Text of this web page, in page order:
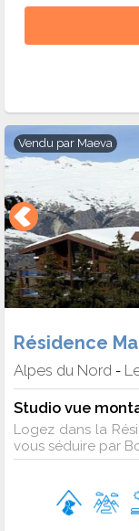
Vendu par Maeva
Résidence
Alpes du Nord -
Logez dans la
vous séduire par